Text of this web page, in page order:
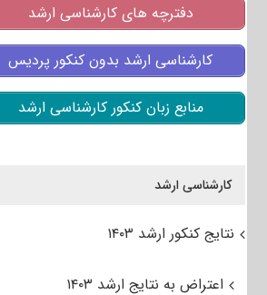
دفترچه های کارشناسی ارشد
کارشناسی ارشد بدون کنکور پردیس
منابع زبان کنکور کارشناسی ارشد
کارشناسی ارشد
نتایج کنکور ارشد ۱۴۰۳
اعتراض به نتایج ارشد ۱۴۰۳